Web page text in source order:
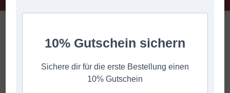
Knöpferl-Gaudi auf der Walleralm
Start Thurner Peter Knöpferl-Gaudi auf der Walleralm
10% Gutschein sichern
Sichere dir für die erste Bestellung einen
10% Gutschein